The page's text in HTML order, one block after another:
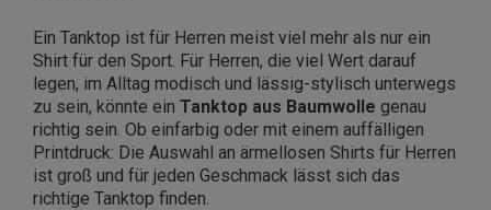
Ein Tanktop ist für Herren meist viel mehr als nur ein
Shirt für den Sport. Für Herren, die viel Wert darauf
legen, im Alltag modisch und lässig-stylisch unterwegs
zu sein, könnte ein Tanktop aus Baumwolle genau
richtig sein. Ob einfarbig oder mit einem auffälligen
Printdruck: Die Auswahl an ärmellosen Shirts für Herren
ist groß und für jeden Geschmack lässt sich das
richtige Tanktop finden.